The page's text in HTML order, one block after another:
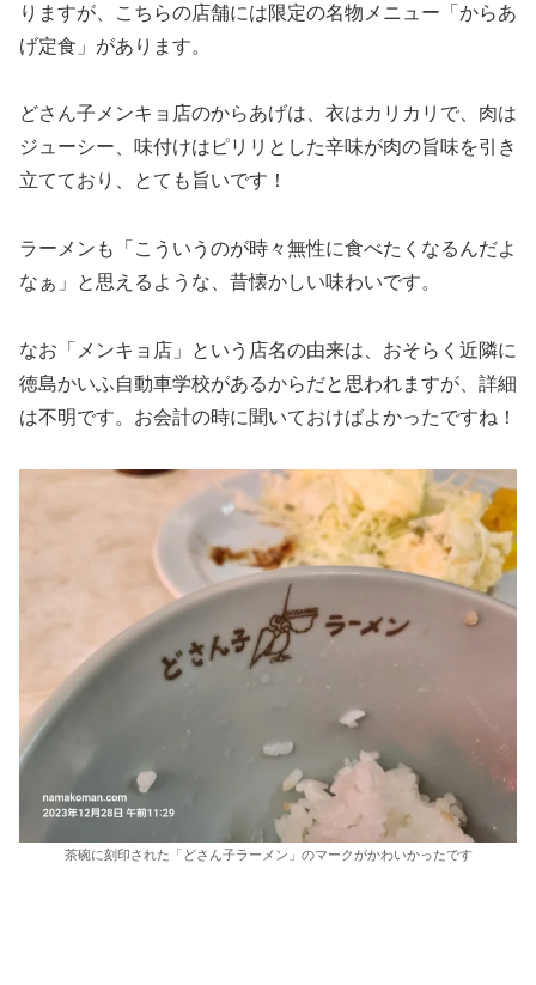
りますが、こちらの店舗には限定の名物メニュー「からあ
げ定食」があります。
どさん子メンキョ店のからあげは、衣はカリカリで、肉は
ジューシー、味付けはピリリとした辛味が肉の旨味を引き
立てており、とても旨いです！
ラーメンも「こういうのが時々無性に食べたくなるんだよ
なぁ」と思えるような、昔懐かしい味わいです。
なお「メンキョ店」という店名の由来は、おそらく近隣に
徳島かいふ自動車学校があるからだと思われますが、詳細
は不明です。お会計の時に聞いておけばよかったですね！
茶碗に刻印された「どさん子ラーメン」のマークがかわいかったです